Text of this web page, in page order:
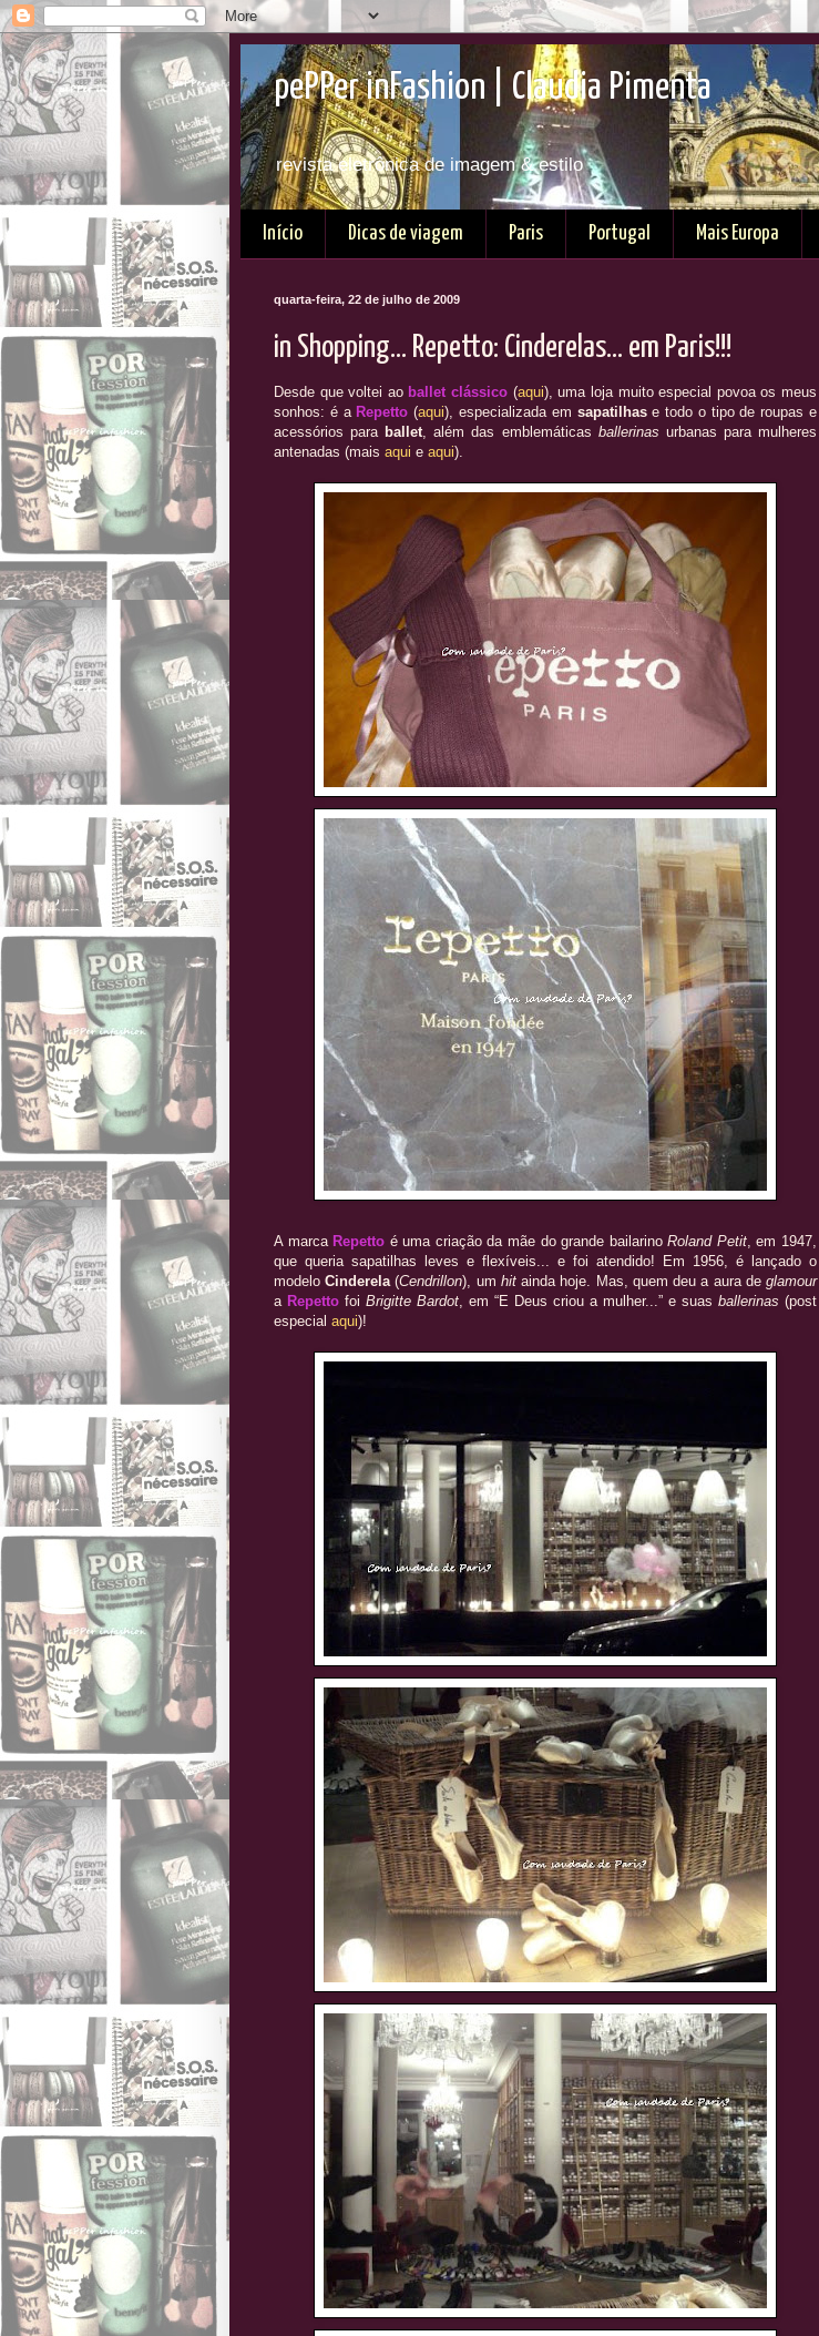
pePPer inFashion | Claudia Pimenta
revista eletrônica de imagem & estilo
Início Dicas de viagem Paris Portugal Mais Europa
quarta-feira, 22 de julho de 2009
in Shopping... Repetto: Cinderelas... em Paris!!!
Desde que voltei ao ballet clássico (aqui), uma loja muito especial povoa os meus
sonhos: é a Repetto (aqui), especializada em sapatilhase todo o tipo de roupas e
acessórios para ballet , além das emblemáticas ballerinas urbanas para mulheres
antenadas (mais aqui e aqui).
A marca Repetto é uma criação da mãe do grande bailarinoRoland Petit, em 1947,
que queria sapatilhas leves e flexíveis... e foi atendido! Em 1956, é lançado o
modeloCinderela (Cendrillon), um hitainda hoje. Mas, quem deu a aura deglamour
a Repetto foi Brigitte Bardot , em “E Deus criou a mulher...” e suas ballerinas (post
especial aqui)!